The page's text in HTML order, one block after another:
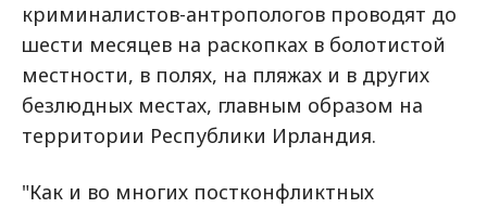
криминалистов-антропологов проводят до
шести месяцев на раскопках в болотистой
местности, в полях, на пляжах и в других
безлюдных местах, главным образом на
территории Республики Ирландия.
"Как и во многих постконфликтных